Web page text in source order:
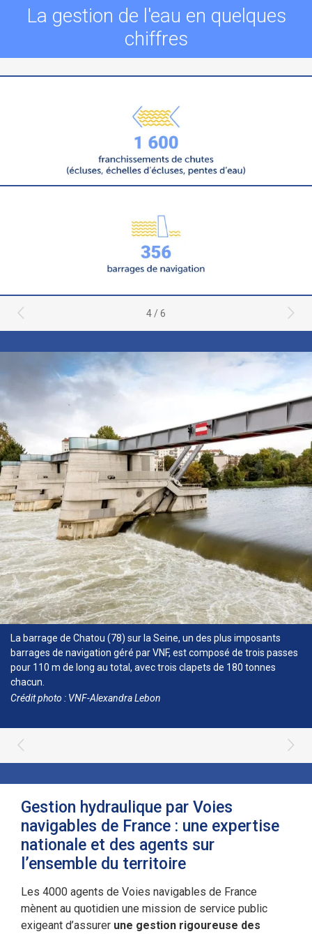
La gestion de l'eau en quelques
chiffres
4 / 6
La barrage de Chatou (78) sur la Seine, un des plus imposants
barrages de navigation géré par VNF, est composé de trois passes
pour 110 m de long au total, avec trois clapets de 180 tonnes
chacun.
Crédit photo : VNF-Alexandra Lebon
Gestion hydraulique par Voies
navigables de France : une expertise
nationale et des agents sur
l’ensemble du territoire
Les 4000 agents de Voies navigables de France
mènent au quotidien une mission de service public
exigeant d’assurer une gestion rigoureuse des